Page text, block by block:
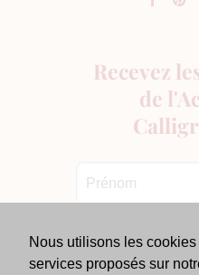
Nous utilisons les
services proposés sur